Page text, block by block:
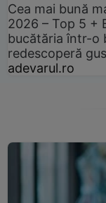
Cea mai bună
2026 – Top 5 +
bucătăria într-o
redescoperă
adevarul.ro